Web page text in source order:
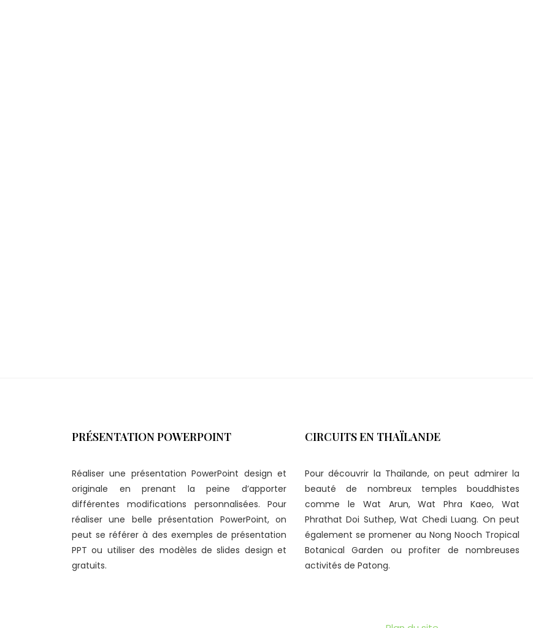
PRÉSENTATION POWERPOINT
Réaliser une présentation PowerPoint design et
originale en prenant la peine d’apporter
différentes modifications personnalisées. Pour
réaliser une belle présentation PowerPoint, on
peut se référer à des exemples de présentation
PPT ou utiliser des modèles de slides design et
gratuits.
CIRCUITS EN THAÏLANDE
Pour découvrir la Thaïlande, on peut admirer la
beauté de nombreux temples bouddhistes
comme le Wat Arun, Wat Phra Kaeo, Wat
Phrathat Doi Suthep, Wat Chedi Luang. On peut
également se promener au Nong Nooch Tropical
Botanical Garden ou profiter de nombreuses
activités de Patong.